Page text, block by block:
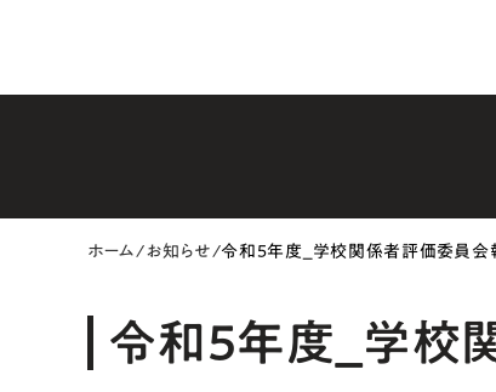
ホーム/お知らせ/令和5年度_学校関係者評価委員会
令和5年度_学校